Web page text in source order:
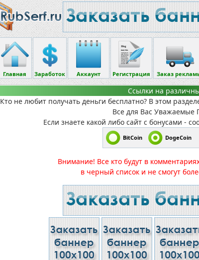
Главная Заработок Аккаунт Регистрация Заказ
Ссылки на
Кто не любит получать деньги бесплатно? В этом
Все для Вас Уважаемые
Если знаете какой либо сайт с бонусами -
BitCoin DogeCoin
Внимание! Все кто будут в
в черный список и не смогут